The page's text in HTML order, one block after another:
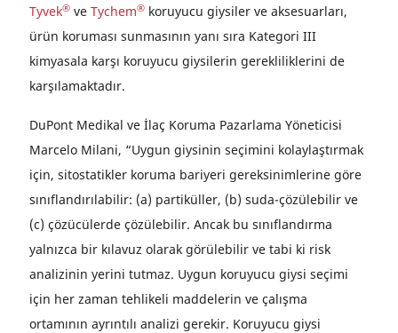
Tyvek® ve Tychem® koruyucu giysiler ve aksesuarları,
ürün koruması sunmasının yanı sıra Kategori III
kimyasala karşı koruyucu giysilerin gerekliliklerini de
karşılamaktadır.
DuPont Medikal ve İlaç Koruma Pazarlama Yöneticisi
Marcelo Milani, “Uygun giysinin seçimini kolaylaştırmak
için, sitostatikler koruma bariyeri gereksinimlerine göre
sınıflandırılabilir: (a) partiküller, (b) suda-çözülebilir ve
(c) çözücülerde çözülebilir. Ancak bu sınıflandırma
yalnızca bir kılavuz olarak görülebilir ve tabi ki risk
analizinin yerini tutmaz. Uygun koruyucu giysi seçimi
için her zaman tehlikeli maddelerin ve çalışma
ortamının ayrıntılı analizi gerekir. Koruyucu giysi